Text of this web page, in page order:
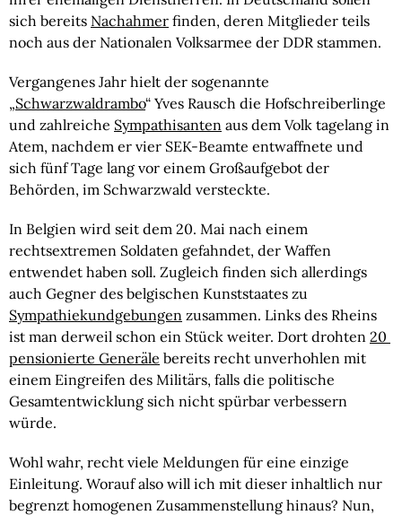
sich bereits Nachahmer finden, deren Mitglieder teils
noch aus der Nationalen Volksarmee der DDR stammen.
Vergangenes Jahr hielt der sogenannte
„Schwarzwaldrambo“ Yves Rausch die Hofschreiberlinge
und zahlreiche Sympathisanten aus dem Volk tagelang in
Atem, nachdem er vier SEK-Beamte entwaffnete und
sich fünf Tage lang vor einem Großaufgebot der
Behörden, im Schwarzwald versteckte.
In Belgien wird seit dem 20. Mai nach einem
rechtsextremen Soldaten gefahndet, der Waffen
entwendet haben soll. Zugleich finden sich allerdings
Sympathiekundgebungen zusammen. Links des Rheins
ist man derweil schon ein Stück weiter. Dort drohten 20
pensionierte Generäle bereits recht unverhohlen mit
einem Eingreifen des Militärs, falls die politische
Gesamtentwicklung sich nicht spürbar verbessern
würde.
Wohl wahr, recht viele Meldungen für eine einzige
Einleitung. Worauf also will ich mit dieser inhaltlich nur
begrenzt homogenen Zusammenstellung hinaus? Nun,